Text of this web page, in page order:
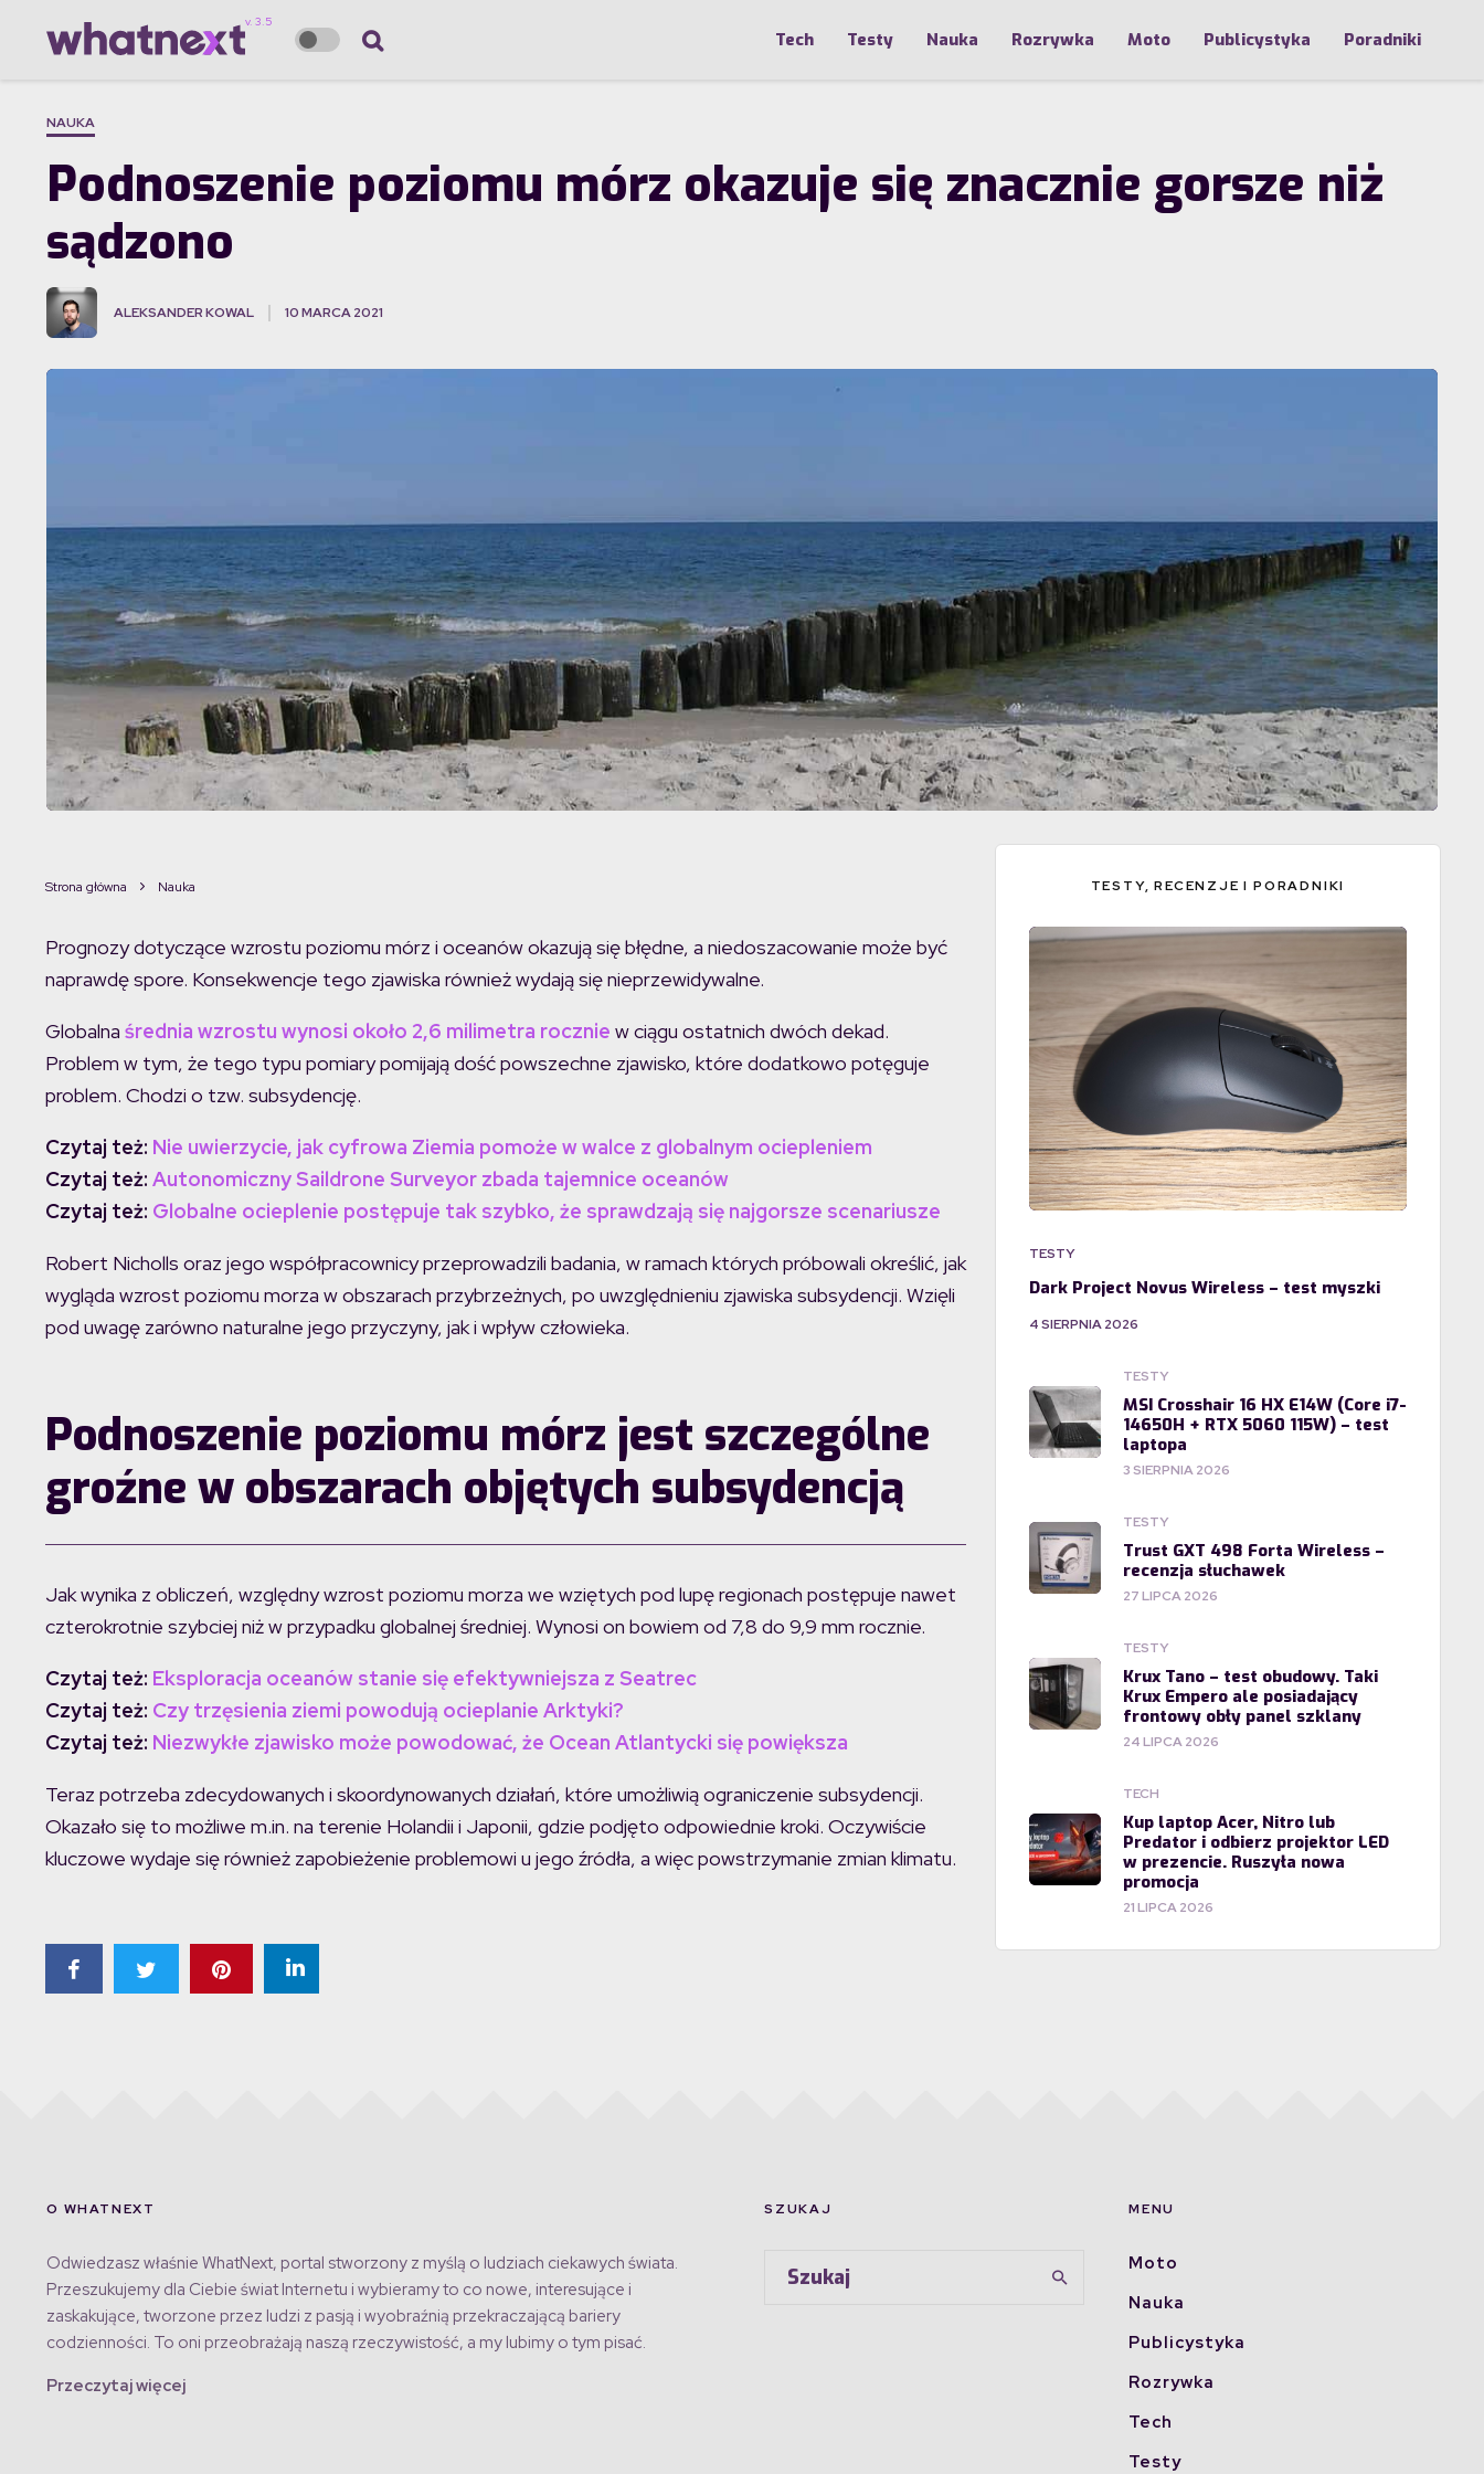
Tech Testy Nauka Rozrywka Moto Publicystyka Poradniki
NAUKA
Podnoszenie poziomu mórz okazuje się znacznie gorsze niż
sądzono
ALEKSANDER KOWAL 10 MARCA 2021
Strona główna Nauka
Prognozy dotyczące wzrostu poziomu mórz i oceanów okazują się błędne, a niedoszacowanie może być
naprawdę spore. Konsekwencje tego zjawiska również wydają się nieprzewidywalne.
Globalna średnia wzrostu wynosi około 2,6 milimetra rocznie w ciągu ostatnich dwóch dekad.
Problem w tym, że tego typu pomiary pomijają dość powszechne zjawisko, które dodatkowo potęguje
problem. Chodzi o tzw. subsydencję.
Czytaj też: Nie uwierzycie, jak cyfrowa Ziemia pomoże w walce z globalnym ociepleniem
Czytaj też: Autonomiczny Saildrone Surveyor zbada tajemnice oceanów
Czytaj też: Globalne ocieplenie postępuje tak szybko, że sprawdzają się najgorsze scenariusze
Robert Nicholls oraz jego współpracownicy przeprowadzili badania, w ramach których próbowali określić, jak
wygląda wzrost poziomu morza w obszarach przybrzeżnych, po uwzględnieniu zjawiska subsydencji. Wzięli
pod uwagę zarówno naturalne jego przyczyny, jak i wpływ człowieka.
Podnoszenie poziomu mórz jest szczególne
groźne w obszarach objętych subsydencją
Jak wynika z obliczeń, względny wzrost poziomu morza we wziętych pod lupę regionach postępuje nawet
czterokrotnie szybciej niż w przypadku globalnej średniej. Wynosi on bowiem od 7,8 do 9,9 mm rocznie.
Czytaj też: Eksploracja oceanów stanie się efektywniejsza z Seatrec
Czytaj też: Czy trzęsienia ziemi powodują ocieplanie Arktyki?
Czytaj też: Niezwykłe zjawisko może powodować, że Ocean Atlantycki się powiększa
Teraz potrzeba zdecydowanych i skoordynowanych działań, które umożliwią ograniczenie subsydencji.
Okazało się to możliwe m.in. na terenie Holandii i Japonii, gdzie podjęto odpowiednie kroki. Oczywiście
kluczowe wydaje się również zapobieżenie problemowi u jego źródła, a więc powstrzymanie zmian klimatu.
TESTY, RECENZJE I PORADNIKI
TESTY
Dark Project Novus Wireless – test myszki
4 SIERPNIA 2026
TESTY
MSI Crosshair 16 HX E14W (Core i7-
14650H + RTX 5060 115W) – test
laptopa
3 SIERPNIA 2026
TESTY
Trust GXT 498 Forta Wireless –
recenzja słuchawek
27 LIPCA 2026
TESTY
Krux Tano – test obudowy. Taki
Krux Empero ale posiadający
frontowy obły panel szklany
24 LIPCA 2026
TECH
Kup laptop Acer, Nitro lub
Predator i odbierz projektor LED
w prezencie. Ruszyła nowa
promocja
21 LIPCA 2026
O WHATNEXT
Odwiedzasz właśnie WhatNext, portal stworzony z myślą o ludziach ciekawych świata.
Przeszukujemy dla Ciebie świat Internetu i wybieramy to co nowe, interesujące i
zaskakujące, tworzone przez ludzi z pasją i wyobraźnią przekraczającą bariery
codzienności. To oni przeobrażają naszą rzeczywistość, a my lubimy o tym pisać.
Przeczytaj więcej
SZUKAJ MENU
Moto
Nauka
Publicystyka
Rozrywka
Tech
Testy